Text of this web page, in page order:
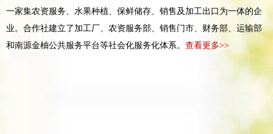
一家集农资服务、水果种植、保鲜储存、销售及加工出口为一体的企
业。合作社建立了加工厂、农资服务部、销售门市、财务部、运输部
和南源金柚公共服务平台等社会化服务化体系。 查看更多>>